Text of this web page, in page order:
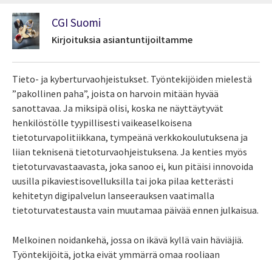
CGI Suomi
Kirjoituksia asiantuntijoiltamme
Tieto- ja kyberturvaohjeistukset. Työntekijöiden mielestä
”pakollinen paha”, joista on harvoin mitään hyvää
sanottavaa. Ja miksipä olisi, koska ne näyttäytyvät
henkilöstölle tyypillisesti vaikeaselkoisena
tietoturvapolitiikkana, tympeänä verkkokoulutuksena ja
liian teknisenä tietoturvaohjeistuksena. Ja kenties myös
tietoturvavastaavasta, joka sanoo ei, kun pitäisi innovoida
uusilla pikaviestisovelluksilla tai joka pilaa ketterästi
kehitetyn digipalvelun lanseerauksen vaatimalla
tietoturvatestausta vain muutamaa päivää ennen julkaisua.
Melkoinen noidankehä, jossa on ikävä kyllä vain häviäjiä.
Työntekijöitä, jotka eivät ymmärrä omaa rooliaan